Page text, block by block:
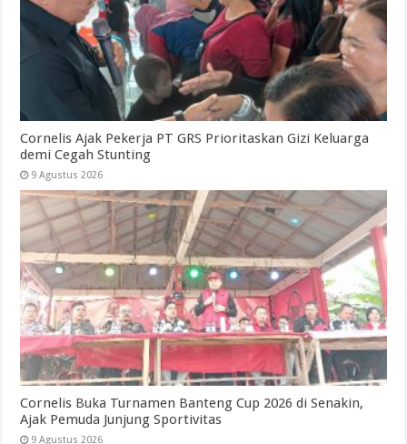
Cornelis Ajak Pekerja PT GRS Prioritaskan Gizi Keluarga
demi Cegah Stunting
9 Agustus 2026
Cornelis Buka Turnamen Banteng Cup 2026 di Senakin,
Ajak Pemuda Junjung Sportivitas
9 Agustus 2026